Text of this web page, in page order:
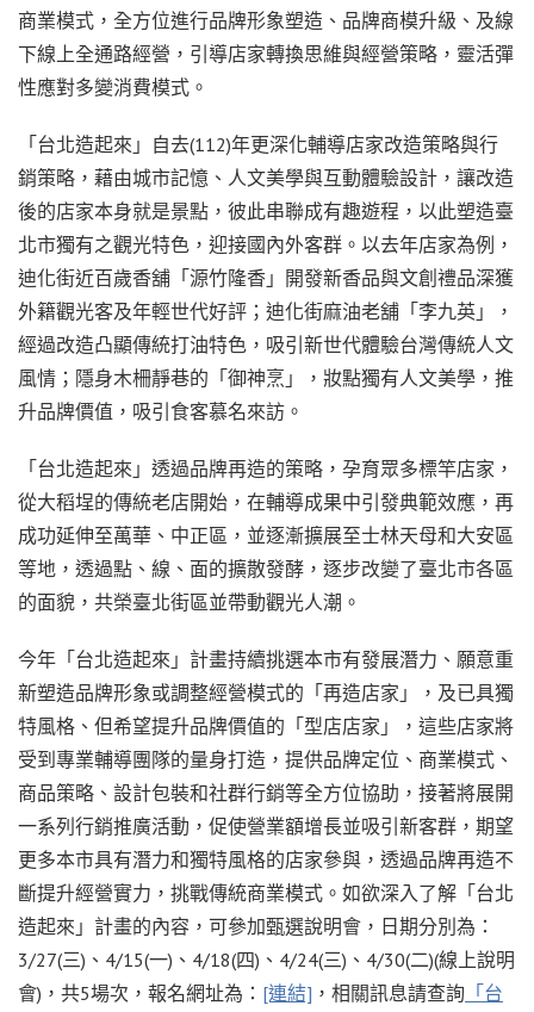
商業模式，全方位進行品牌形象塑造、品牌商模升級、及線
下線上全通路經營，引導店家轉換思維與經營策略，靈活彈
性應對多變消費模式。
「台北造起來」自去(112)年更深化輔導店家改造策略與行
銷策略，藉由城市記憶、人文美學與互動體驗設計，讓改造
後的店家本身就是景點，彼此串聯成有趣遊程，以此塑造臺
北市獨有之觀光特色，迎接國內外客群。以去年店家為例，
迪化街近百歲香舖「源竹隆香」開發新香品與文創禮品深獲
外籍觀光客及年輕世代好評；迪化街麻油老舖「李九英」，
經過改造凸顯傳統打油特色，吸引新世代體驗台灣傳統人文
風情；隱身木柵靜巷的「御神烹」，妝點獨有人文美學，推
升品牌價值，吸引食客慕名來訪。
「台北造起來」透過品牌再造的策略，孕育眾多標竿店家，
從大稻埕的傳統老店開始，在輔導成果中引發典範效應，再
成功延伸至萬華、中正區，並逐漸擴展至士林天母和大安區
等地，透過點、線、面的擴散發酵，逐步改變了臺北市各區
的面貌，共榮臺北街區並帶動觀光人潮。
今年「台北造起來」計畫持續挑選本市有發展潛力、願意重
新塑造品牌形象或調整經營模式的「再造店家」，及已具獨
特風格、但希望提升品牌價值的「型店店家」，這些店家將
受到專業輔導團隊的量身打造，提供品牌定位、商業模式、
商品策略、設計包裝和社群行銷等全方位協助，接著將展開
一系列行銷推廣活動，促使營業額增長並吸引新客群，期望
更多本市具有潛力和獨特風格的店家參與，透過品牌再造不
斷提升經營實力，挑戰傳統商業模式。如欲深入了解「台北
造起來」計畫的內容，可參加甄選說明會，日期分別為：
3/27(三)、4/15(一)、4/18(四)、4/24(三)、4/30(二)(線上說明
會)，共5場次，報名網址為： [連結] ，相關訊息請查詢 「台